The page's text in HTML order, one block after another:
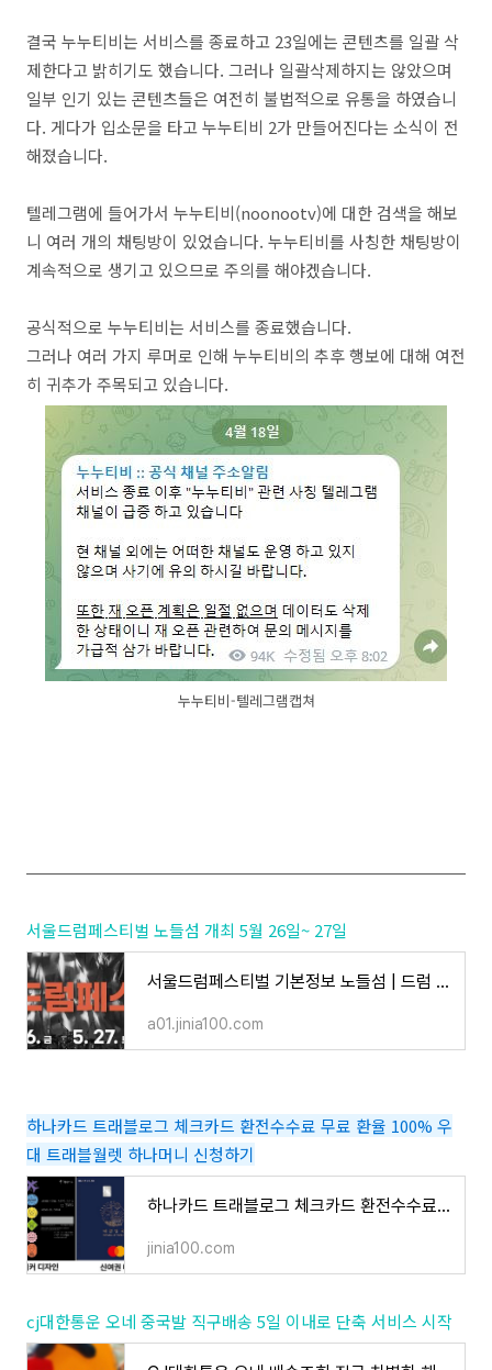
결국 누누티비는 서비스를 종료하고 23일에는 콘텐츠를 일괄 삭
제한다고 밝히기도 했습니다. 그러나 일괄삭제하지는 않았으며
일부 인기 있는 콘텐츠들은 여전히 불법적으로 유통을 하였습니
다. 게다가 입소문을 타고 누누티비 2가 만들어진다는 소식이 전
해졌습니다.
텔레그램에 들어가서 누누티비(noonootv)에 대한 검색을 해보
니 여러 개의 채팅방이 있었습니다. 누누티비를 사칭한 채팅방이
계속적으로 생기고 있으므로 주의를 해야겠습니다.
공식적으로 누누티비는 서비스를 종료했습니다.
그러나 여러 가지 루머로 인해 누누티비의 추후 행보에 대해 여전
히 귀추가 주목되고 있습니다.
누누티비-텔레그램캡쳐
서울드럼페스티벌 노들섬 개최 5월 26일~ 27일
서울드럼페스티벌 기본정보 노들섬 | 드럼 경연, 서포터즈 신청하기
a01.jinia100.com
하나카드 트래블로그 체크카드 환전수수료 무료 환율 100% 우
대 트래블월렛 하나머니 신청하기
하나카드 트래블로그 체크카드 환전수수료 무료 환율 100% 우대 트래블월렛 하나머니 신청하기
jinia100.com
cj대한통운 오네 중국발 직구배송 5일 이내로 단축 서비스 시작